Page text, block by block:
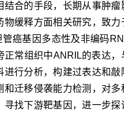
合的手段，长期从事肿瘤
物缓释方面相关研究，致力
癌基因多态性及非编码
正常组织中ANRIL的表达，
行分析，构建过表达和敲
和迁移侵袭能力检测，对多
寻找下游靶基因，进一步探